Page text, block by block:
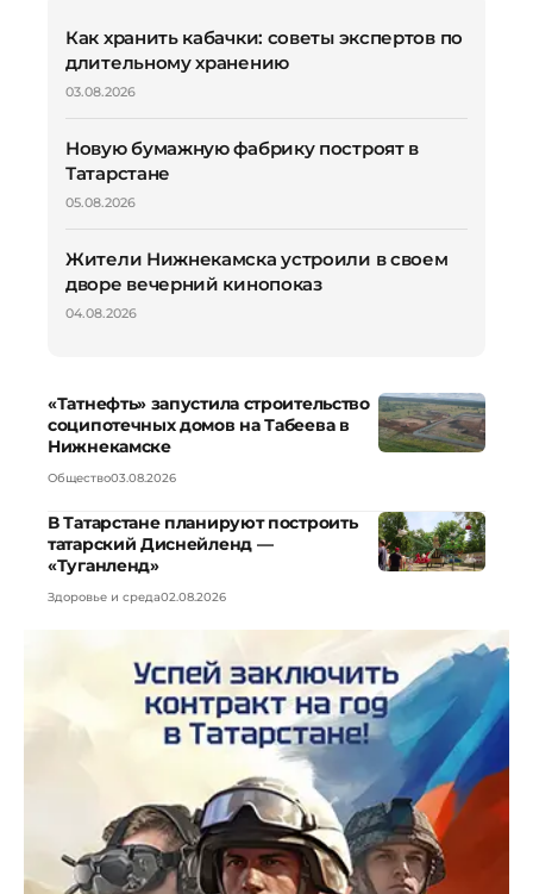
Как хранить кабачки: советы экспертов по
длительному хранению
03.08.2026
Новую бумажную фабрику построят в
Татарстане
05.08.2026
Жители Нижнекамска устроили в своем
дворе вечерний кинопоказ
04.08.2026
«Татнефть» запустила строительство
соципотечных домов на Табеева в
Нижнекамске
Общество03.08.2026
В Татарстане планируют построить
татарский Диснейленд —
«Туганленд»
Здоровье и среда02.08.2026